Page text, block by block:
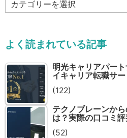
テ
ー
よく読まれている記事
明光キャリアパー
イキャリア転職サ
(122)
テクノブレーンか
は？実際の口コミ
(52)